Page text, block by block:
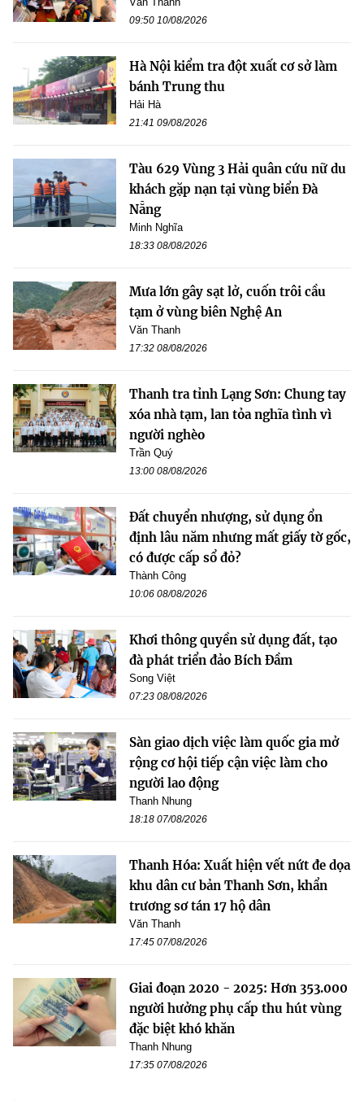
09:50 10/08/2026
Hà Nội kiểm tra đột xuất cơ sở làm
bánh Trung thu
Hải Hà
21:41 09/08/2026
Tàu 629 Vùng 3 Hải quân cứu nữ du
khách gặp nạn tại vùng biển Đà
Nẵng
Minh Nghĩa
18:33 08/08/2026
Mưa lớn gây sạt lở, cuốn trôi cầu
tạm ở vùng biên Nghệ An
Văn Thanh
17:32 08/08/2026
Thanh tra tỉnh Lạng Sơn: Chung tay
xóa nhà tạm, lan tỏa nghĩa tình vì
người nghèo
Trần Quý
13:00 08/08/2026
Đất chuyển nhượng, sử dụng ổn
định lâu năm nhưng mất giấy tờ gốc,
có được cấp sổ đỏ?
Thành Công
10:06 08/08/2026
Khơi thông quyền sử dụng đất, tạo
đà phát triển đảo Bích Đầm
Song Việt
07:23 08/08/2026
Sàn giao dịch việc làm quốc gia mở
rộng cơ hội tiếp cận việc làm cho
người lao động
Thanh Nhung
18:18 07/08/2026
Thanh Hóa: Xuất hiện vết nứt đe dọa
khu dân cư bản Thanh Sơn, khẩn
trương sơ tán 17 hộ dân
Văn Thanh
17:45 07/08/2026
Giai đoạn 2020 - 2025: Hơn 353.000
người hưởng phụ cấp thu hút vùng
đặc biệt khó khăn
Thanh Nhung
17:35 07/08/2026